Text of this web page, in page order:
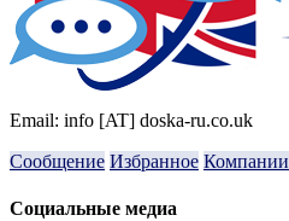
Email: info [AT] doska-ru.co.uk
Сообщение Избранное Компании
Социальные медиа